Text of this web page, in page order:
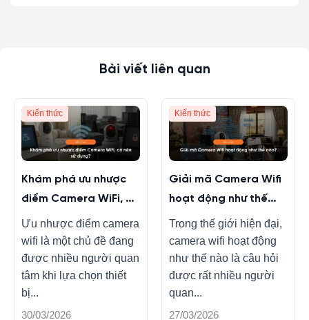
Bài viết liên quan
Kiến thức
Khám phá ưu nhược
điểm Camera WiFi, có
nên sử dụng?
Ưu nhược điểm camera
wifi là một chủ đề đang
được nhiều người quan
tâm khi lựa chọn thiết
bị...
30/03/2026
Kiến thức
Giải mã Camera Wifi
hoạt động như thế
nào?
Trong thế giới hiện đại,
camera wifi hoạt động
như thế nào là câu hỏi
được rất nhiều người
quan...
27/03/2026